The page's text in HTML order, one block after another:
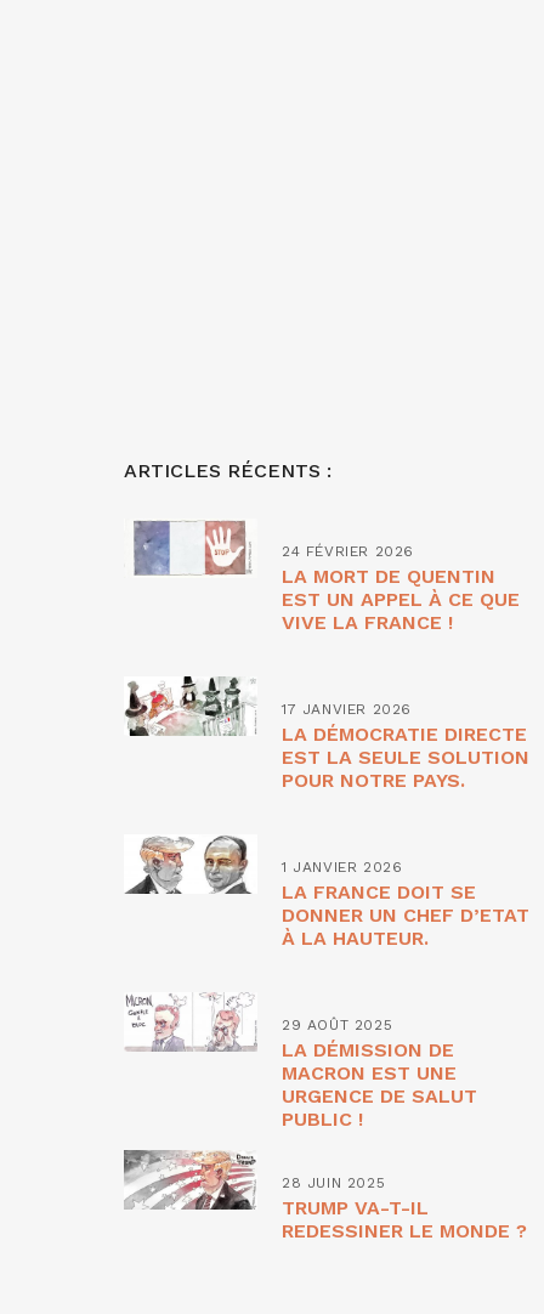
ARTICLES RÉCENTS :
24 FÉVRIER 2026
LA MORT DE QUENTIN
EST UN APPEL À CE QUE
VIVE LA FRANCE !
17 JANVIER 2026
LA DÉMOCRATIE DIRECTE
EST LA SEULE SOLUTION
POUR NOTRE PAYS.
1 JANVIER 2026
LA FRANCE DOIT SE
DONNER UN CHEF D’ETAT
À LA HAUTEUR.
29 AOÛT 2025
LA DÉMISSION DE
MACRON EST UNE
URGENCE DE SALUT
PUBLIC !
28 JUIN 2025
TRUMP VA-T-IL
REDESSINER LE MONDE ?